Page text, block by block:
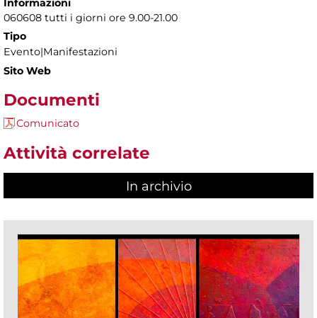
Informazioni
060608 tutti i giorni ore 9.00-21.00
Tipo
Evento|Manifestazioni
Sito Web
Documenti
Comunicato
Attività correlate
In archivio